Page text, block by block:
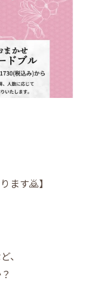
ます🙇】
、